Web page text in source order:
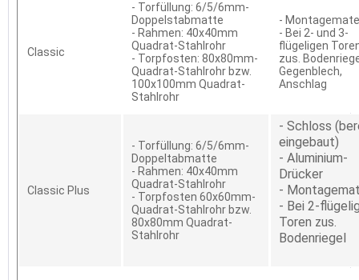
Classic
- Torfüllung: 6/5/6mm-
Doppelstabmatte
- Rahmen: 40x40mm
Quadrat-Stahlrohr
- Torpfosten: 80x80mm-
Quadrat-Stahlrohr bzw.
100x100mm Quadrat-
Stahlrohr
-
- Bei 2- und 3-
flügeligen
zus.
Gegenblech,
Anschlag
Classic Plus
- Torfüllung: 6/5/6mm-
Doppeltabmatte
- Rahmen: 40x40mm
Quadrat-Stahlrohr
- Torpfosten 60x60mm-
Quadrat-Stahlrohr bzw.
80x80mm Quadrat-
Stahlrohr
- Schloss
eingebaut)
- Aluminium-
Drücker
-
- Bei 2-
Toren zus.
Bodenriegel